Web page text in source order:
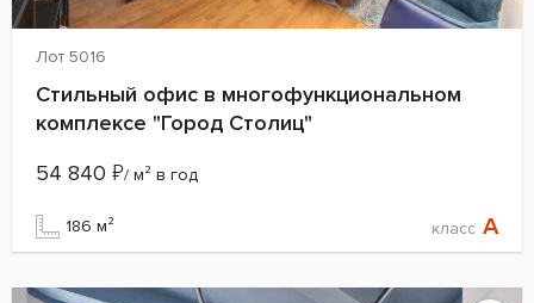
Лот 5016
Стильный офис в многофункциональном
комплексе "Город Столиц"
54 840 ₽/ м² в год
186 м² класс A